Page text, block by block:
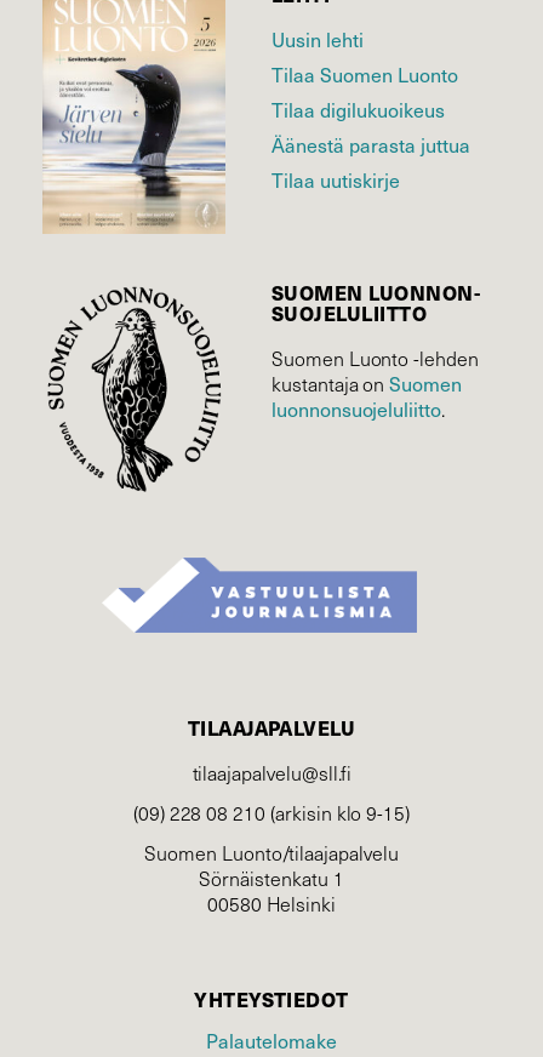
Uusin lehti
Tilaa Suomen Luonto
Tilaa digilukuoikeus
Äänestä parasta juttua
Tilaa uutiskirje
SUOMEN LUONNON­
SUOJELU­LIITTO
Suomen Luonto -lehden
kustantaja onSuomen
luonnonsuojelu­liitto.
TILAAJAPALVELU
tilaajapalvelu@sll.fi
(09) 228 08 210 (arkisin klo 9-15)
Suomen Luonto/tilaajapalvelu
Sörnäistenkatu 1
00580 Helsinki
YHTEYSTIEDOT
Palautelomake